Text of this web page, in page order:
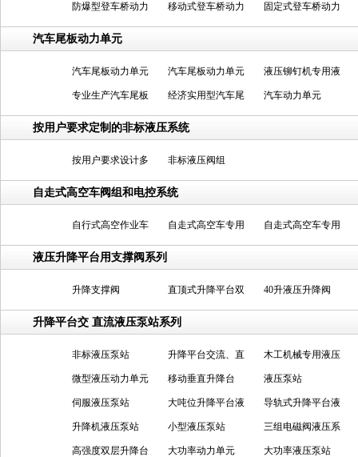
元
防爆型登车桥动力
单元
移动式登车桥动力
单元
固定式登车桥动力
单元
汽车尾板动力单元
汽车尾板动力单元 汽车尾板动力单元 液压铆钉机专用液
压泵站
专业生产汽车尾板
动力单元
经济实用型汽车尾
板动力单元
汽车动力单元
按用户要求定制的非标液压系统
按用户要求设计多
功能液压阀组
非标液压阀组
自走式高空车阀组和电控系统
自行式高空作业车
阀组
自走式高空车专用
液压阀组
自走式高空车专用
手柄控制系统
液压升降平台用支撑阀系列
升降支撑阀 直顶式升降平台双
速升降支撑阀
40升液压升降阀
升降平台交 直流液压泵站系列
非标液压泵站 升降平台交流、直
流液压泵站
木工机械专用液压
泵站
微型液压动力单元 移动垂直升降台 液压泵站
伺服液压泵站 大吨位升降平台液
压泵站
导轨式升降平台液
压泵站
升降机液压泵站 小型液压泵站 三组电磁阀液压系
统
高强度双层升降台 大功率动力单元 大功率液压泵站